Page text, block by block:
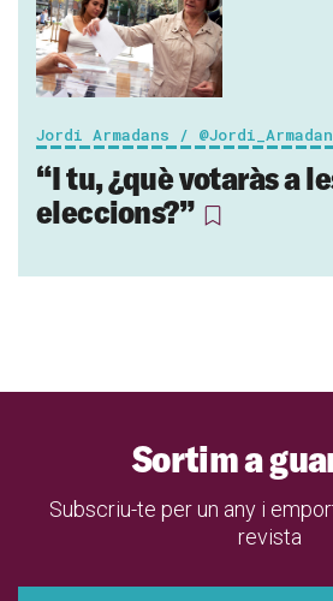
Jordi Armadans /
“I tu, ¿què votaràs a
eleccions?”
Sortim a
Subscriu-te per un any i
revista